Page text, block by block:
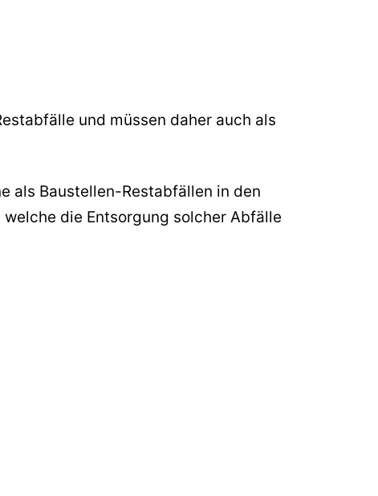
und müssen daher auch als
als Baustellen-Restabfällen in den
die Entsorgung solcher Abfälle